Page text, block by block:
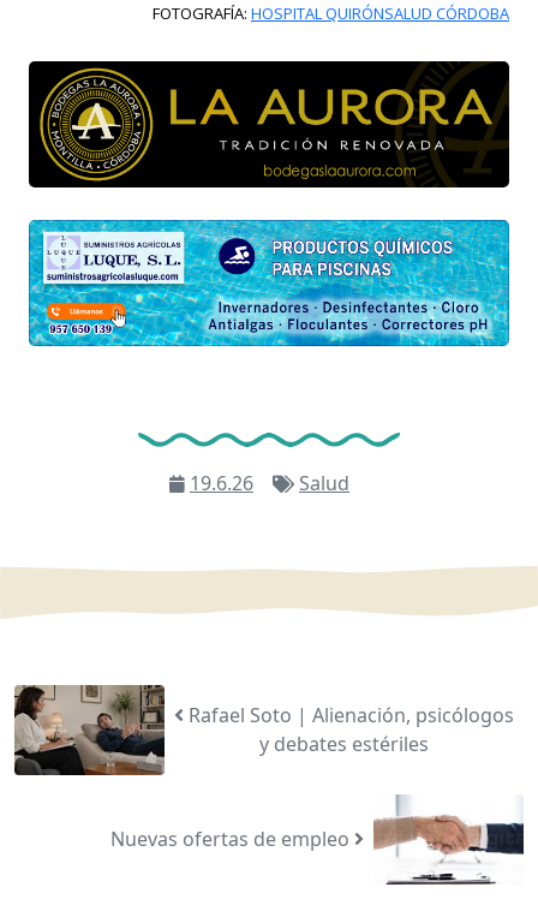
FOTOGRAFÍA: HOSPITAL QUIRÓNSALUD CÓRDOBA
19.6.26 Salud
Rafael Soto | Alienación, psicólogos
y debates estériles
Nuevas ofertas de empleo